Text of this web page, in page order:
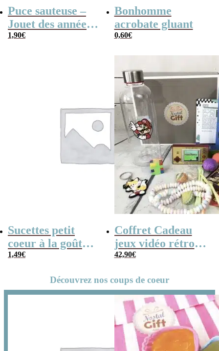
Puce sauteuse –
Jouet des années
80
1,90€
Bonhomme
acrobate gluant
0,60€
Sucettes petit
coeur à la goût
cerise x5
1,49€
Coffret Cadeau
jeux vidéo rétro
(avec sa console de
42,90€
Découvrez nos coups de coeur